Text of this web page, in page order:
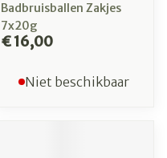
Badbruisballen Zakjes
7x20g
€ 16,00
Niet beschikbaar